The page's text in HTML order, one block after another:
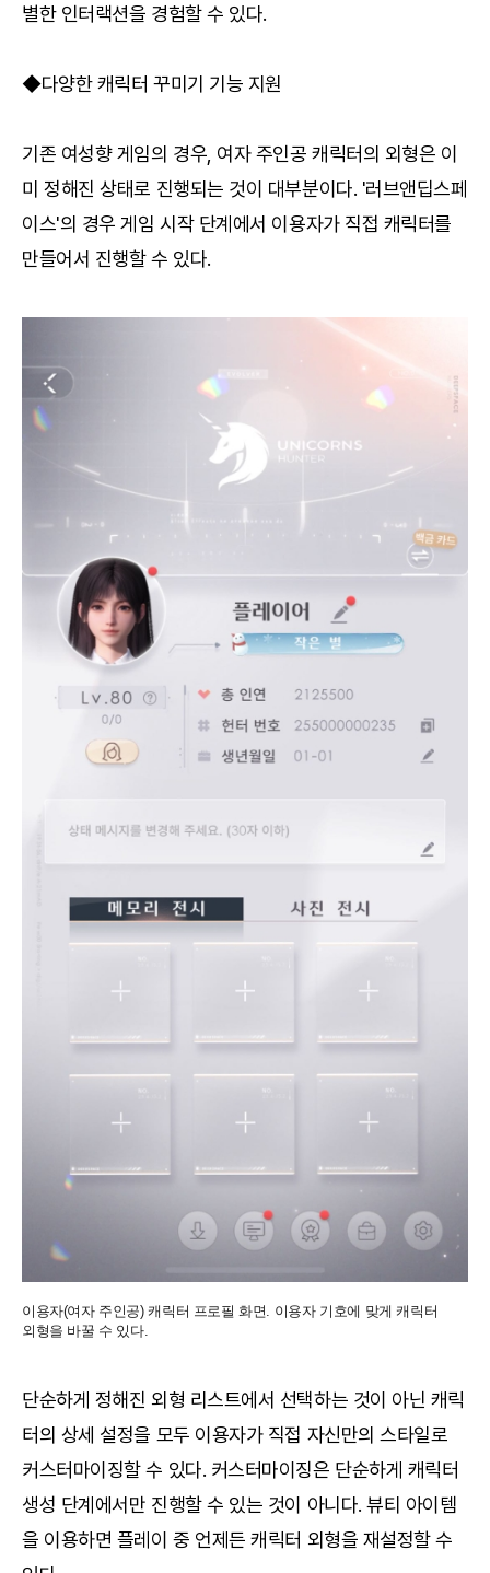
별한 인터랙션을 경험할 수 있다.
◆다양한 캐릭터 꾸미기 기능 지원
기존 여성향 게임의 경우, 여자 주인공 캐릭터의 외형은 이
미 정해진 상태로 진행되는 것이 대부분이다. '러브앤딥스페
이스'의 경우 게임 시작 단계에서 이용자가 직접 캐릭터를
만들어서 진행할 수 있다.
이용자(여자 주인공) 캐릭터 프로필 화면. 이용자 기호에 맞게 캐릭터
외형을 바꿀 수 있다.
단순하게 정해진 외형 리스트에서 선택하는 것이 아닌 캐릭
터의 상세 설정을 모두 이용자가 직접 자신만의 스타일로
커스터마이징할 수 있다. 커스터마이징은 단순하게 캐릭터
생성 단계에서만 진행할 수 있는 것이 아니다. 뷰티 아이템
을 이용하면 플레이 중 언제든 캐릭터 외형을 재설정할 수